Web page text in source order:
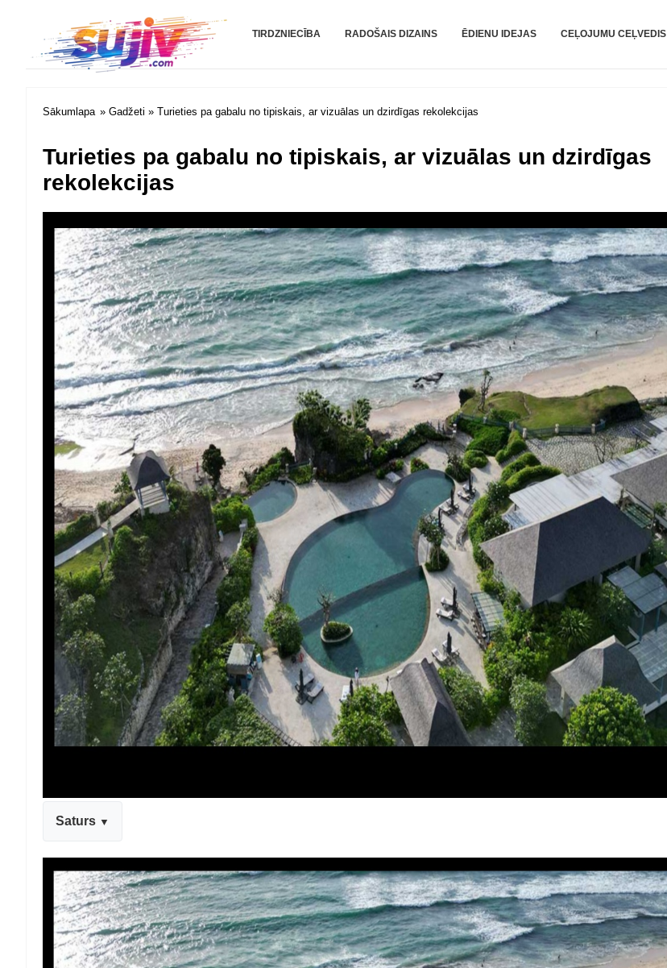
Sujiv.com
TIRDZNIECĪBA RADOŠAIS DIZAINS ĒDIENU IDEJAS CEĻOJUMU CEĻVEDIS
Sākumlapa » Gadžeti » Turieties pa gabalu no tipiskais, ar vizuālas un dzirdīgas rekolekcijas
Turieties pa gabalu no tipiskais, ar vizuālas un dzirdīgas
rekolekcijas
Saturs